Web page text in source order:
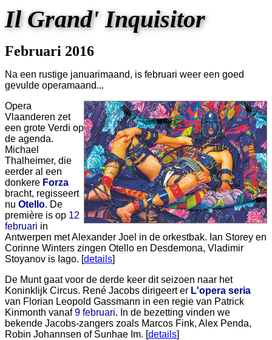
Il Grand' Inquisitor
Februari 2016
Na een rustige januarimaand, is februari weer een goed
gevulde operamaand...
Opera
Vlaanderen zet
een grote Verdi op
de agenda.
Michael
Thalheimer, die
eerder al een
donkere Forza
bracht, regisseert
nu Otello. De
première is op 12
februari in
Antwerpen met Alexander Joel in de orkestbak. Ian Storey en
Corinne Winters zingen Otello en Desdemona, Vladimir
Stoyanov is Iago. [details]
De Munt gaat voor de derde keer dit seizoen naar het
Koninklijk Circus. René Jacobs dirigeert er L'opera seria
van Florian Leopold Gassmann in een regie van Patrick
Kinmonth vanaf9 februari. In de bezetting vinden we
bekende Jacobs-zangers zoals Marcos Fink, Alex Penda,
Robin Johannsen of Sunhae Im. [details]